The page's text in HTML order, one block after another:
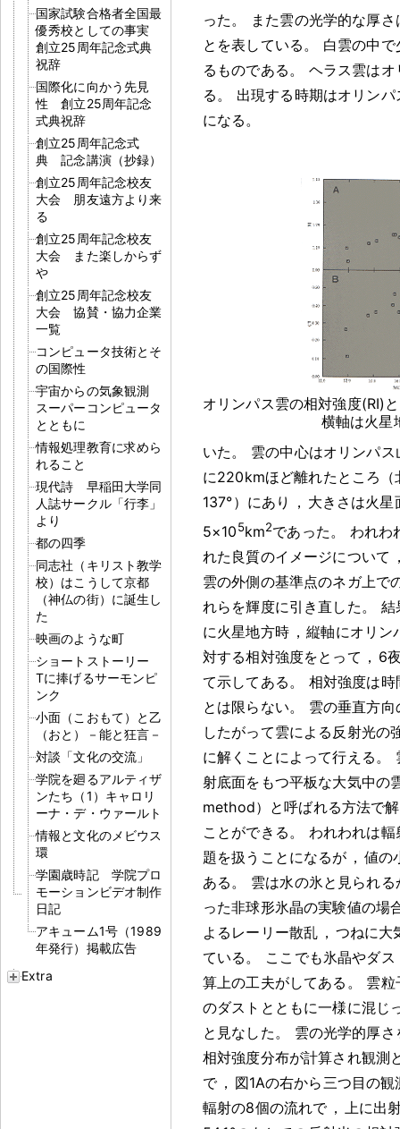
国家試験合格者全国最
優秀校としての事実
創立25周年記念式典
祝辞
国際化に向かう先見
性 創立25周年記念
式典祝辞
創立25周年記念式
典 記念講演（抄録）
創立25周年記念校友
大会 朋友遠方より来
る
創立25周年記念校友
大会 また楽しからず
や
創立25周年記念校友
大会 協賛・協力企業
一覧
コンピュータ技術とそ
の国際性
宇宙からの気象観測
スーパーコンピュータ
とともに
情報処理教育に求めら
れること
現代詩 早稲田大学同
人誌サークル「行李」
より
都の四季
同志社（キリスト教学
校）はこうして京都
（神仏の街）に誕生し
た
映画のような町
ショートストーリー
Tに捧げるサーモンピ
ンク
小面（こおもて）と乙
（おと）－能と狂言－
対談「文化の交流」
学院を廻るアルティザ
ンたち（1）キャロリ
ーナ・デ・ウァールト
情報と文化のメビウス
環
学園歳時記 学院プロ
モーションビデオ制作
日記
アキューム1号（1989
年発行）掲載広告
Extra
った 。
また雲の光学的な厚
とを表している 。
白雲の中
るものである 。
ヘラス雲は
る 。
出現する時期はオリン
になる 。
オリンパス雲の相対強度(RⅠ)
横軸は火星
いた 。
雲の中心はオリンパ
に220kmほど離れたところ（
137°）にあり
， 大きさは火星
5×105km2であった。
われわ
れた良質のイメージについて
雲の外側の基準点のネガ上で
れらを輝度に引き直した。
結
に火星地方時 ， 縦軸にオリン
対する相対強度をとって ， 6
て示してある。
相対強度は
とは限らない。
雲の垂直方
したがって雲による反射光の
に解くことによって行える。
射底面をもつ平板な大気中
method）と呼ばれる方法で
ことができる。
われわれは
題を扱うことになるが ， 値の
ある。
雲は水の氷と見られる
った非球形氷晶の実験値の場
よるレーリー散乱 ， つねに大
ている。
ここでも氷晶やダ
算上の工夫がしてある 。
雲粒
のダストとともに一様に混じ
と見なした。
雲の光学的厚
相対強度分布が計算され観測
で ， 図1Aの右から三つ目の
輻射の8個の流れで ， 上に出